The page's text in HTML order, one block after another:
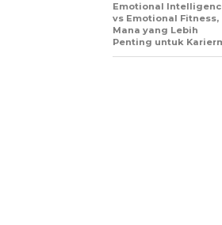
Emotional
vs Emotional Fitness,
Mana yang Lebih
Penting untuk